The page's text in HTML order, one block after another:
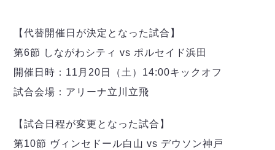
試合日程・結果
大会概要
アリーナ情報
過去の記録
Y．S．C．C．横浜
ヴィンセドール白山
アグレミーナ浜松
デウソン神戸
ポルセイド浜田
ハットトリック
担当審判員
選手の通算記録（Ｆ１）
バルドラール浦安
フウガドールすみだ
DIVISION 02
【代替開催日が決定となった試合】
第6節 しながわシティ vs ポルセイド浜田
開催日時：11月20日（土）14:00キックオフ
試合会場：アリーナ立川立飛
【試合日程が変更となった試合】
第10節 ヴィンセドール白山 vs デウソン神戸